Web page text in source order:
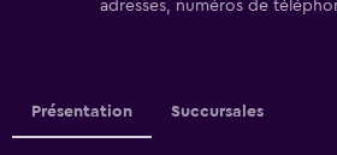
adresses, numéros de
Présentation Succursales